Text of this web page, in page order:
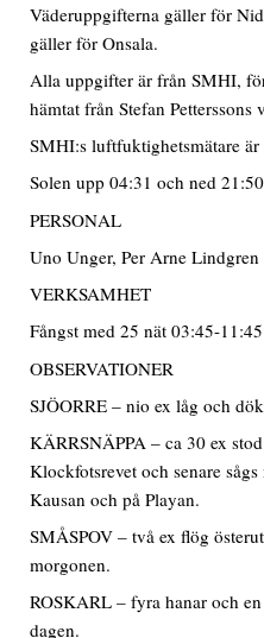
Väderuppgifterna gäller för
gäller för Onsala.
Alla uppgifter är från SMHI,
hämtat från Stefan Petterssons
SMHI:s luftfuktighetsmätare
Solen upp 04:31 och ned
PERSONAL
Uno Unger, Per Arne
VERKSAMHET
Fångst med 25 nät 03:45-
OBSERVATIONER
SJÖORRE – nio ex låg och
KÄRRSNÄPPA – ca 30 ex
Klockfotsrevet och senare
Kausan och på Playan.
SMÅSPOV – två ex flög
morgonen.
ROSKARL – fyra hanar och
dagen.